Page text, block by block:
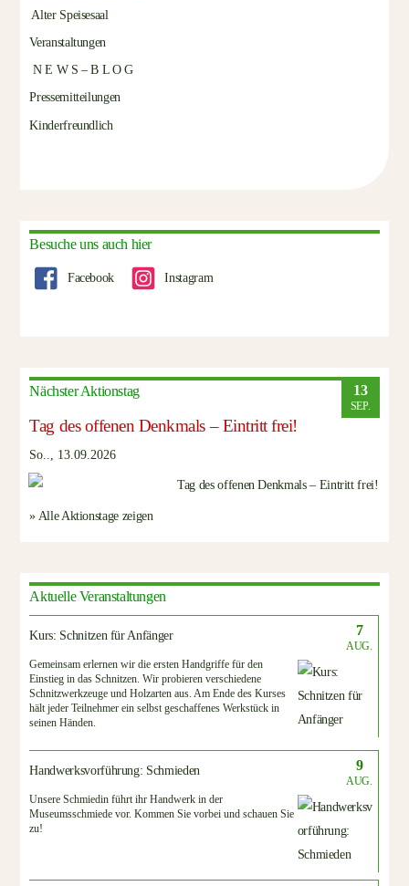
Alter Speisesaal
Veranstaltungen
N E W S – B L O G
Pressemitteilungen
Kinderfreundlich
Besuche uns auch hier
Facebook Instagram
Nächster Aktionstag 13
SEP.
Tag des offenen Denkmals – Eintritt frei!
So.., 13.09.2026
» Alle Aktionstage zeigen
Aktuelle Veranstaltungen
Kurs: Schnitzen für Anfänger 7
AUG.
Gemeinsam erlernen wir die ersten Handgriffe für den
Einstieg in das Schnitzen. Wir probieren verschiedene
Schnitzwerkzeuge und Holzarten aus. Am Ende des Kurses
hält jeder Teilnehmer ein selbst geschaffenes Werkstück in
seinen Händen.
Handwerksvorführung: Schmieden 9
AUG.
Unsere Schmiedin führt ihr Handwerk in der
Museumsschmiede vor. Kommen Sie vorbei und schauen Sie
zu!